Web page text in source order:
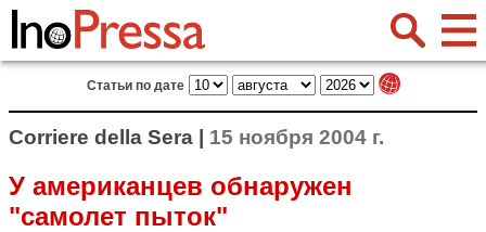
Статьи по дате
Corriere della Sera | 15 ноября 2004 г.
У американцев обнаружен
"самолет пыток"